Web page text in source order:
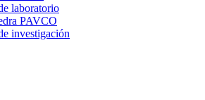
laboratorio
PAVCO
investigación